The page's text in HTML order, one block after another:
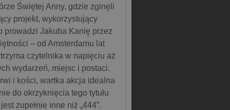
Świętej Anny, gdzie zginęli
projekt, wykorzystujący
prowadzi Jakuba Kanię przez
– od Amsterdamu lat
czytelnika w napięciu aż
wydarzeń, miejsc i postaci.
i kości, wartka akcja idealna
do okrzyknięcia tego tytułu
zupełnie inne niż „444”.